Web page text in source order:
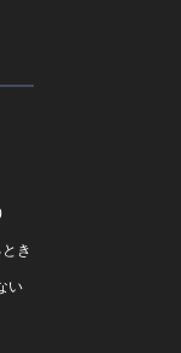
き
い